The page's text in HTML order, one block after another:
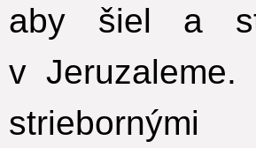
aby šiel a
v Jeruzaleme.